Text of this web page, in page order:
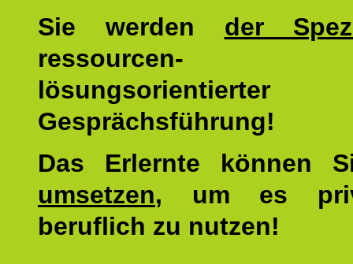
Sie werden der
lösungsorientierter
Gesprächsführung!
Das Erlernte können
umsetzen, um es
beruflich zu nutzen!